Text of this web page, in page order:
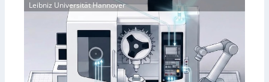
Leibniz Universität Hannover